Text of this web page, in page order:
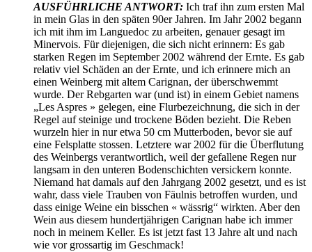
AUSFÜHRLICHE ANTWORT: Ich traf ihn zum ersten Mal
in mein Glas in den späten 90er Jahren. Im Jahr 2002 begann
ich mit ihm im Languedoc zu arbeiten, genauer gesagt im
Minervois. Für diejenigen, die sich nicht erinnern: Es gab
starken Regen im September 2002 während der Ernte. Es gab
relativ viel Schäden an der Ernte, und ich erinnere mich an
einen Weinberg mit altem Carignan, der überschwemmt
wurde. Der Rebgarten war (und ist) in einem Gebiet namens
„Les Aspres » gelegen, eine Flurbezeichnung, die sich in der
Regel auf steinige und trockene Böden bezieht. Die Reben
wurzeln hier in nur etwa 50 cm Mutterboden, bevor sie auf
eine Felsplatte stossen. Letztere war 2002 für die Überflutung
des Weinbergs verantwortlich, weil der gefallene Regen nur
langsam in den unteren Bodenschichten versickern konnte.
Niemand hat damals auf den Jahrgang 2002 gesetzt, und es ist
wahr, dass viele Trauben von Fäulnis betroffen wurden, und
dass einige Weine ein bisschen « wässrig“ wirkten. Aber den
Wein aus diesem hundertjährigen Carignan habe ich immer
noch in meinem Keller. Es ist jetzt fast 13 Jahre alt und nach
wie vor grossartig im Geschmack!